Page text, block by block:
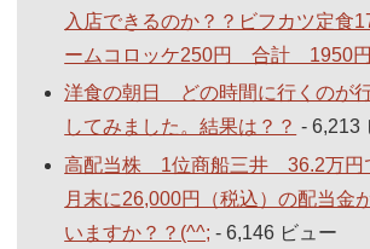
入店できるのか？？ビフカツ定
ームコロッケ250円 合計 1950円
洋食の朝日 どの時間に行くのが
してみました。結果は？？ - 6,213
高配当株 1位商船三井 36.2万円
月末に26,000円（税込）の配当金
いますか？？(^^; - 6,146 ビュー